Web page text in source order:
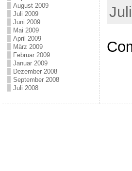
August 2009
Juli 2009
Juni 2009
Mai 2009
April 2009
März 2009
Februar 2009
Januar 2009
Dezember 2008
September 2008
Juli 2008